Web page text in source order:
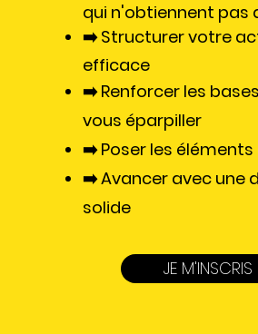
qui n'obtiennent pas
➡️ Structurer votre
efficace​
➡️Renforcer les
vous éparpiller
➡️ Poser les éléments
➡️ Avancer avec une
solide
JE